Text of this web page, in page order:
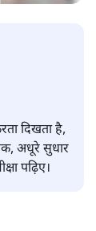
दिखता है,
अधूरे सुधार
पढ़िए।